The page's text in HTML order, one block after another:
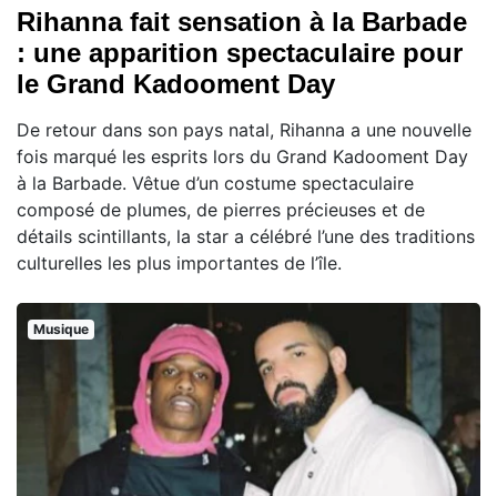
Rihanna fait sensation à la Barbade
: une apparition spectaculaire pour
le Grand Kadooment Day
De retour dans son pays natal, Rihanna a une nouvelle
fois marqué les esprits lors du Grand Kadooment Day
à la Barbade. Vêtue d’un costume spectaculaire
composé de plumes, de pierres précieuses et de
détails scintillants, la star a célébré l’une des traditions
culturelles les plus importantes de l’île.
Musique